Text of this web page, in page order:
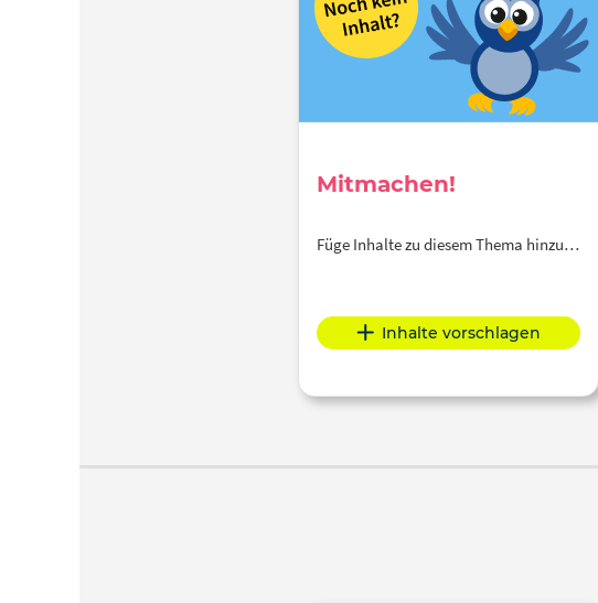
Mitmachen!
Füge Inhalte zu diesem Thema hinzu…
Inhalte vorschlagen